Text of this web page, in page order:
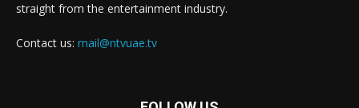
straight from the entertainment industry.
Contact us: mail@ntvuae.tv